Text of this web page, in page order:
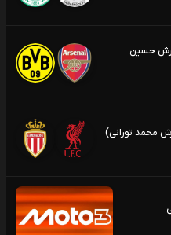
حسین
محمد تورانی)